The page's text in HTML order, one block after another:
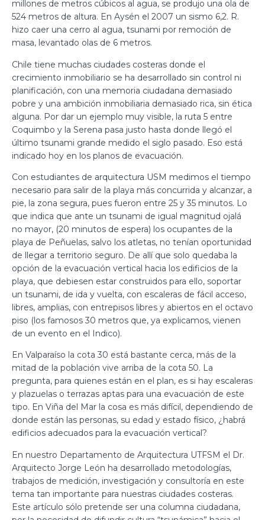
millones de metros cúbicos al agua, se produjo una ola de
524 metros de altura. En Aysén el 2007 un sismo 6,2. R.
hizo caer una cerro al agua, tsunami por remoción de
masa, levantado olas de 6 metros.
Chile tiene muchas ciudades costeras donde el
crecimiento inmobiliario se ha desarrollado sin control ni
planificación, con una memoria ciudadana demasiado
pobre y una ambición inmobiliaria demasiado rica, sin ética
alguna. Por dar un ejemplo muy visible, la ruta 5 entre
Coquimbo y la Serena pasa justo hasta donde llegó el
último tsunami grande medido el siglo pasado. Eso está
indicado hoy en los planos de evacuación.
Con estudiantes de arquitectura USM medimos el tiempo
necesario para salir de la playa más concurrida y alcanzar, a
pie, la zona segura, pues fueron entre 25 y 35 minutos. Lo
que indica que ante un tsunami de igual magnitud ojalá
no mayor, (20 minutos de espera) los ocupantes de la
playa de Peñuelas, salvo los atletas, no tenían oportunidad
de llegar a territorio seguro. De allí que solo quedaba la
opción de la evacuación vertical hacia los edificios de la
playa, que debiesen estar construidos para ello, soportar
un tsunami, de ida y vuelta, con escaleras de fácil acceso,
libres, amplias, con entrepisos libres y abiertos en el octavo
piso (los famosos 30 metros que, ya explicamos, vienen
de un evento en el Indico).
En Valparaíso la cota 30 está bastante cerca, más de la
mitad de la población vive arriba de la cota 50. La
pregunta, para quienes están en el plan, es si hay escaleras
y plazuelas o terrazas aptas para una evacuación de este
tipo. En Viña del Mar la cosa es más difícil, dependiendo de
donde están las personas, su edad y estado físico, ¿habrá
edificios adecuados para la evacuación vertical?
En nuestro Departamento de Arquitectura UTFSM el Dr.
Arquitecto Jorge León ha desarrollado metodologías,
trabajos de medición, investigación y consultoría en este
tema tan importante para nuestras ciudades costeras.
Este artículo sólo pretende ser una columna ciudadana,